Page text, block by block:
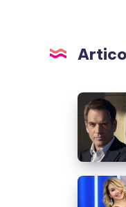
NCIS,
torna
Tony
DiNozzo:
cosa
Barbara